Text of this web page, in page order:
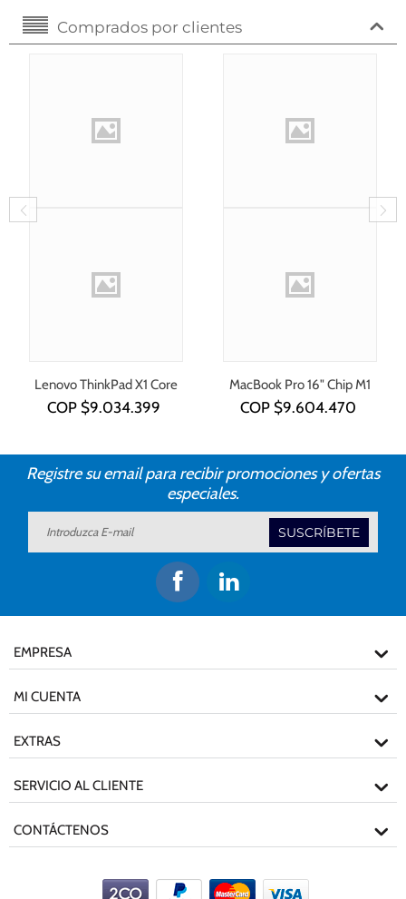
Comprados por clientes
Lenovo ThinkPad X1 Core
i7-1355U
COP $9.034.399
MacBook Pro 16" Chip M1
COP $9.604.470
Registre su email para recibir promociones y ofertas
especiales.
SUSCRÍBETE
EMPRESA
MI CUENTA
EXTRAS
SERVICIO AL CLIENTE
CONTÁCTENOS